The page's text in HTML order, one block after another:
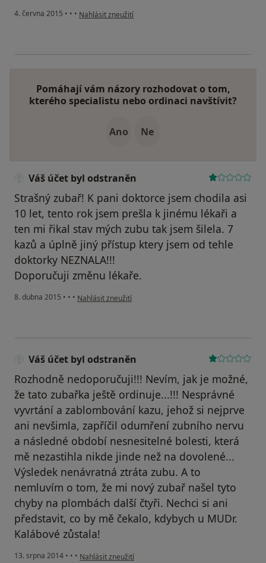
4. června 2015 • • • podle názoru uživatele Váš účet byl odstraněn
Nahlásit zneužití
Pomáhají vám názory rozhodovat o tom,
kterého specialistu nebo ordinaci navštívit?
Ano Ne
Váš účet byl odstraněn
Strašný zubař! K pani doktorce jsem chodila asi
10 let, tento rok jsem prešla k jinému lékaři a
ten mi řikal stav mých zubu tak jsem šilela. 7
kazů a úplně jiný přístup ktery jsem od tehle
doktorky NEZNALA!!!
Doporučuji změnu lékaře.
8. dubna 2015 • • • podle názoru uživatele Váš účet byl odstraněn
Nahlásit zneužití
Váš účet byl odstraněn
Rozhodně nedoporučuji!!! Nevím, jak je možné,
že tato zubařka ještě ordinuje...!!! Nesprávné
vyvrtání a zablombování kazu, jehož si nejprve
ani nevšimla, zapříčil odumření zubního nervu
a následné období nesnesitelné bolesti, která
mě nezastihla nikde jinde než na dovolené...
Výsledek nenávratná ztráta zubu. A to
nemluvím o tom, že mi nový zubař našel tyto
chyby na plombách další čtyři. Nechci si ani
představit, co by mě čekalo, kdybych u MUDr.
Kalábové zůstala!
13. srpna 2014 • • • podle názoru uživatele Váš účet byl odstraněn
Nahlásit zneužití